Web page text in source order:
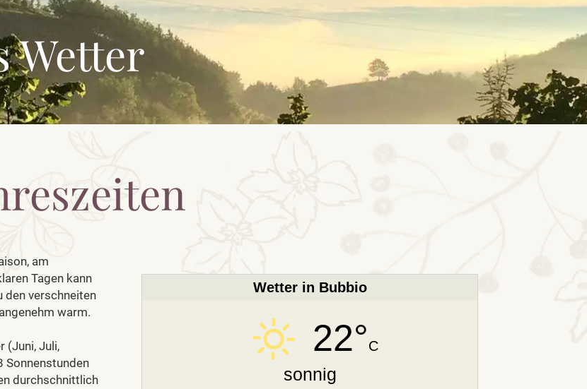
Wetter
am
Tagen kann
den verschneiten
warm.
(Juni, Juli,
Sonnenstunden
durchschnittlich
Wetter in Bubbio
22°C
sonnig